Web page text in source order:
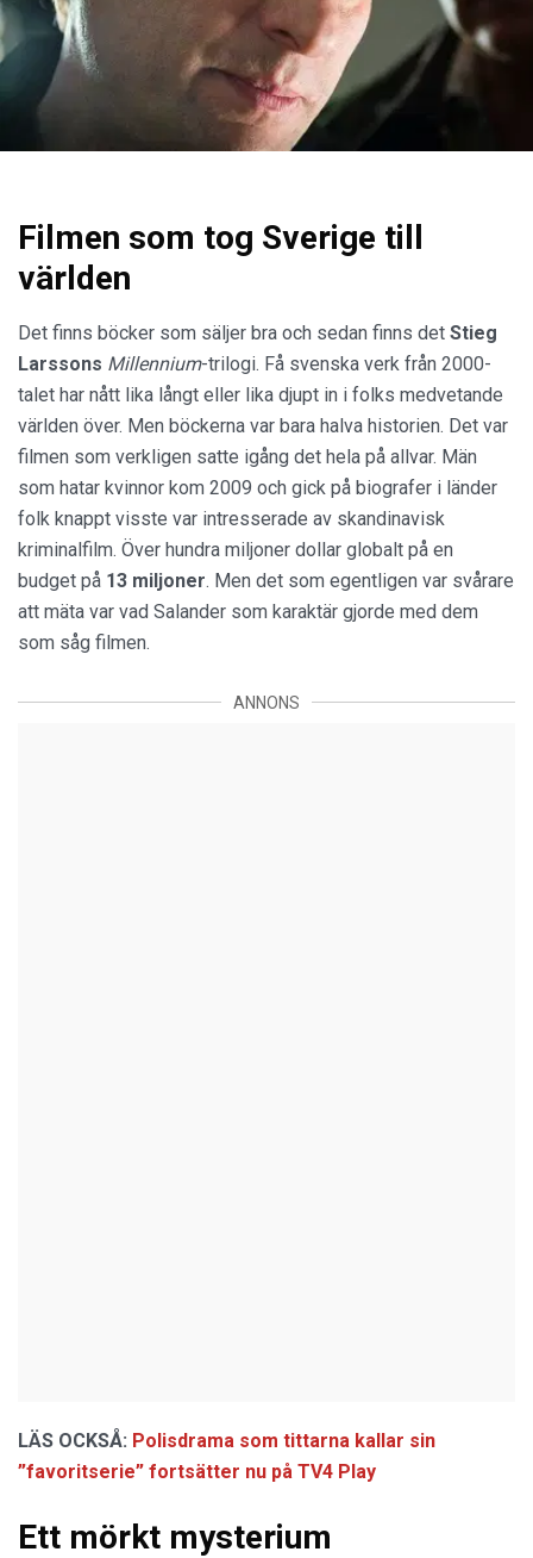
Filmen som tog Sverige till
världen
Det finns böcker som säljer bra och sedan finns det Stieg
Larssons Millennium-trilogi. Få svenska verk från 2000-
talet har nått lika långt eller lika djupt in i folks medvetande
världen över. Men böckerna var bara halva historien. Det var
filmen som verkligen satte igång det hela på allvar. Män
som hatar kvinnor kom 2009 och gick på biografer i länder
folk knappt visste var intresserade av skandinavisk
kriminalfilm. Över hundra miljoner dollar globalt på en
budget på 13 miljoner. Men det som egentligen var svårare
att mäta var vad Salander som karaktär gjorde med dem
som såg filmen.
ANNONS
LÄS OCKSÅ: Polisdrama som tittarna kallar sin
”favoritserie” fortsätter nu på TV4 Play
Ett mörkt mysterium